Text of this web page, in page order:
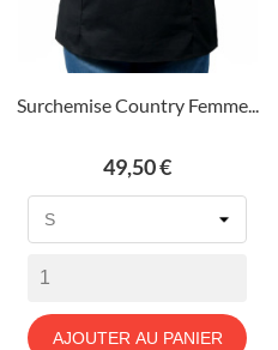
Surchemise Country Femme...
Prix
49,50 €
AJOUTER AU PANIER